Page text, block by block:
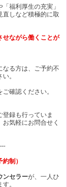
福利厚生の充実」
しなど積極的に取
せながら働くことが
なる方は、ご予約不
。
確認ください。
録も行っていま
気軽にお問合せく
制）
ンセラーが、一人ひ
。